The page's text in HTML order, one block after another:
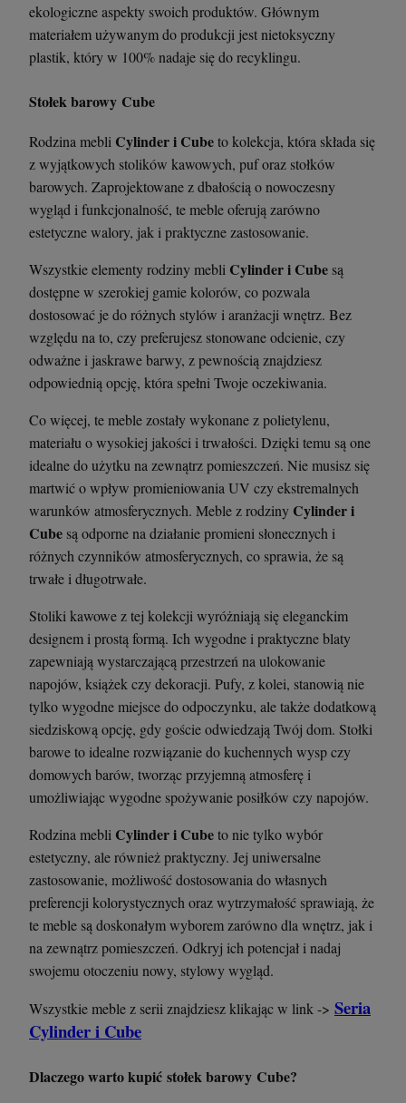
ekologiczne aspekty swoich produktów. Głównym
materiałem używanym do produkcji jest nietoksyczny
plastik, który w 100% nadaje się do recyklingu.
Stołek barowy Cube
Rodzina mebli Cylinder i Cubeto kolekcja, która składa się
z wyjątkowych stolików kawowych, puf oraz stołków
barowych. Zaprojektowane z dbałością o nowoczesny
wygląd i funkcjonalność, te meble oferują zarówno
estetyczne walory, jak i praktyczne zastosowanie.
Wszystkie elementy rodziny mebli Cylinder i Cube są
dostępne w szerokiej gamie kolorów, co pozwala
dostosować je do różnych stylów i aranżacji wnętrz. Bez
względu na to, czy preferujesz stonowane odcienie, czy
odważne i jaskrawe barwy, z pewnością znajdziesz
odpowiednią opcję, która spełni Twoje oczekiwania.
Co więcej, te meble zostały wykonane z polietylenu,
materiału o wysokiej jakości i trwałości. Dzięki temu są one
idealne do użytku na zewnątrz pomieszczeń. Nie musisz się
martwić o wpływ promieniowania UV czy ekstremalnych
warunków atmosferycznych. Meble z rodziny Cylinder i
Cube są odporne na działanie promieni słonecznych i
różnych czynników atmosferycznych, co sprawia, że są
trwałe i długotrwałe.
Stoliki kawowe z tej kolekcji wyróżniają się eleganckim
designem i prostą formą. Ich wygodne i praktyczne blaty
zapewniają wystarczającą przestrzeń na ulokowanie
napojów, książek czy dekoracji. Pufy, z kolei, stanowią nie
tylko wygodne miejsce do odpoczynku, ale także dodatkową
siedziskową opcję, gdy goście odwiedzają Twój dom. Stołki
barowe to idealne rozwiązanie do kuchennych wysp czy
domowych barów, tworząc przyjemną atmosferę i
umożliwiając wygodne spożywanie posiłków czy napojów.
Rodzina mebli Cylinder i Cubeto nie tylko wybór
estetyczny, ale również praktyczny. Jej uniwersalne
zastosowanie, możliwość dostosowania do własnych
preferencji kolorystycznych oraz wytrzymałość sprawiają, że
te meble są doskonałym wyborem zarówno dla wnętrz, jak i
na zewnątrz pomieszczeń. Odkryj ich potencjał i nadaj
swojemu otoczeniu nowy, stylowy wygląd.
Wszystkie meble z serii znajdziesz klikając w link -> Seria
Cylinder i Cube
Dlaczego warto kupić stołek barowy Cube?